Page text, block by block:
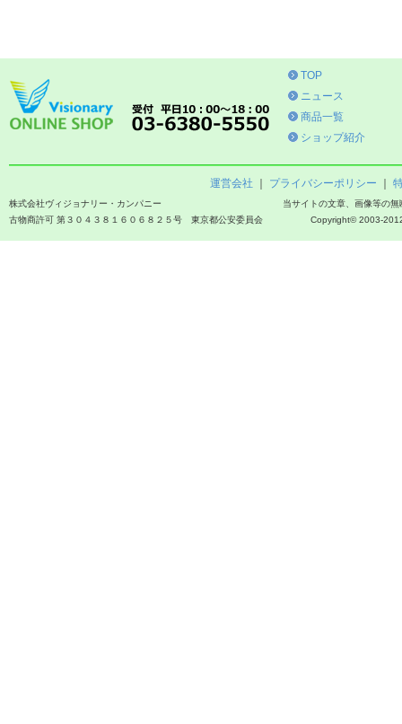
TOP
ニュース
商品一覧
ショップ紹介
運営会社 プライバシーポリシー
当サイトの文章、画像等の
Copyright© 2003-
株式会社ヴィジョナリー・カンパニー
古物商許可 第３０４３８１６０６８２５号 東京都公安委員会